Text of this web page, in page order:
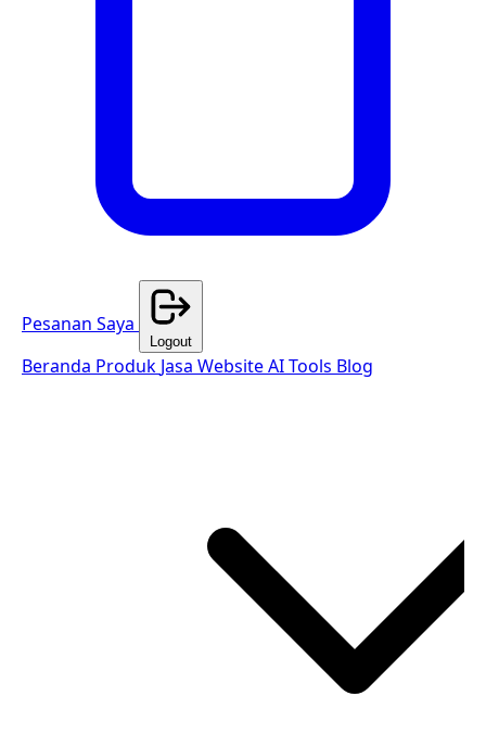
Pesanan Saya
Logout
Beranda Produk Jasa WebsiteAI Tools Blog